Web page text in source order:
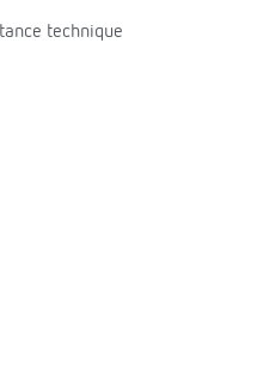
technique